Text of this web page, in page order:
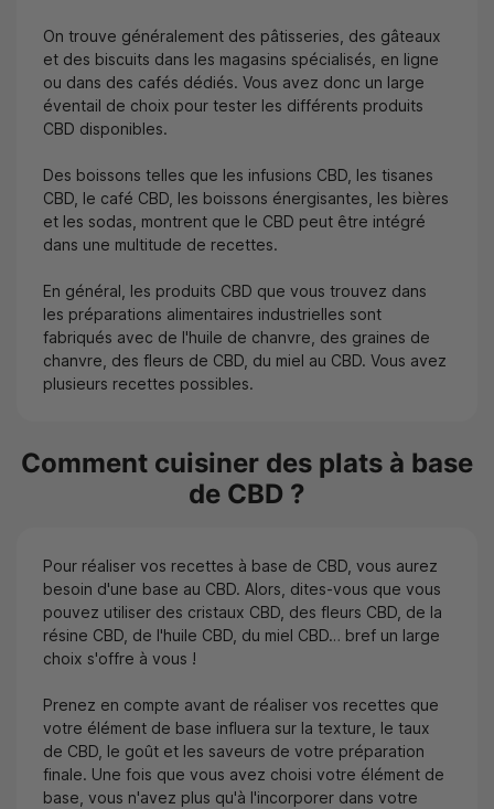
On trouve généralement des pâtisseries, des gâteaux
et des biscuits dans les magasins spécialisés, en ligne
ou dans des cafés dédiés. Vous avez donc un large
éventail de choix pour tester les différents produits
CBD disponibles.
Des boissons telles que les infusions CBD, les tisanes
CBD, le café CBD, les boissons énergisantes, les bières
et les sodas, montrent que le CBD peut être intégré
dans une multitude de recettes.
En général, les produits CBD que vous trouvez dans
les préparations alimentaires industrielles sont
fabriqués avec de l'huile de chanvre, des graines de
chanvre, des fleurs de CBD, du miel au CBD. Vous avez
plusieurs recettes possibles.
Comment cuisiner des plats à base
de CBD ?
Pour réaliser vos recettes à base de CBD, vous aurez
besoin d'une base au CBD. Alors, dites-vous que vous
pouvez utiliser des cristaux CBD, des fleurs CBD, de la
résine CBD, de l'huile CBD, du miel CBD… bref un large
choix s'offre à vous !
Prenez en compte avant de réaliser vos recettes que
votre élément de base influera sur la texture, le taux
de CBD, le goût et les saveurs de votre préparation
finale. Une fois que vous avez choisi votre élément de
base, vous n'avez plus qu'à l'incorporer dans votre